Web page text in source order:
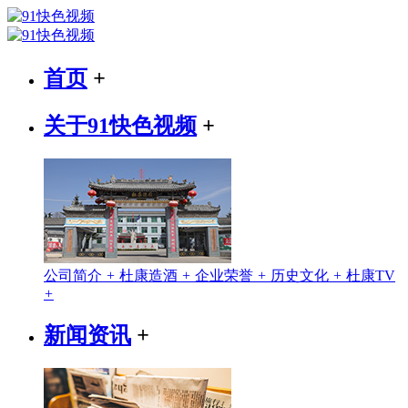
首页 +
关于91快色视频 +
公司简介 + 杜康造酒 + 企业荣誉 + 历史文化 + 杜康TV
+
新闻资讯 +